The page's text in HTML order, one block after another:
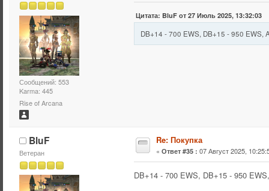
Сообщений: 553
Karma: 445
Rise of Arcana
Цитата: BluF от 27 Июль 2025, 13:32:03
DB+14 - 700 EWS, DB+15 - 950
BluF
Ветеран
Re: Покупка
« Ответ #35 : 07 Август 2025,
DB+14 - 700 EWS, DB+15 - 950